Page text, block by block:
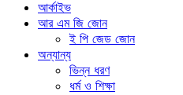
আর্কাইভ
আর এম জি জোন
ই পি জেড জোন
অন্যান্য
ভিন্ন ধরণ
ধর্ম ও শিক্ষা